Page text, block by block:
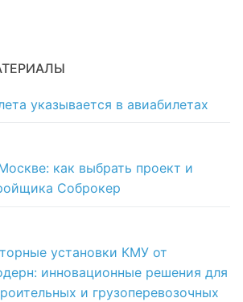
указывается в авиабилетах
как выбрать проект и
Соброкер
установки КМУ от
инновационные решения для
и грузоперевозочных